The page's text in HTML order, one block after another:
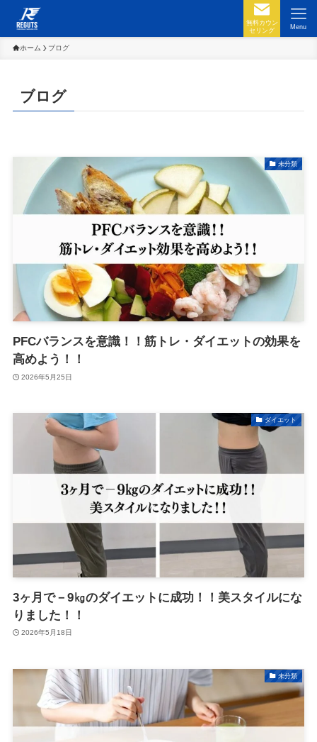
無料カウン
セリング
Menu
ホーム ブログ
ブログ
未分類
PFCバランスを意識！！筋トレ・ダイエットの効果を
高めよう！！
2026年5月25日
ダイエット
3ヶ月で－9㎏のダイエットに成功！！美スタイルにな
りました！！
2026年5月18日
未分類